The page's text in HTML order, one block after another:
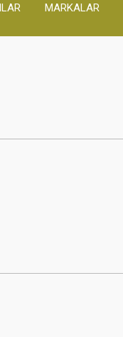
MARKALAR